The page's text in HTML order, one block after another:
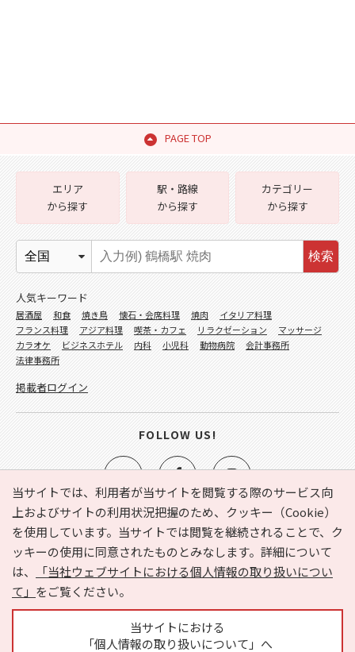
PAGE TOP
当サイトでは、利用者が当サイトを閲覧する際のサービス向
上およびサイトの利用状況把握のため、クッキー（Cookie）
を使用しています。当サイトでは閲覧を継続されることで、ク
ッキーの使用に同意されたものとみなします。詳細について
は、
「当社ウェブサイトにおける個人情報の取り扱いについ
て」 をご覧ください。
当サイトにおける
「個人情報の取り扱いについて」へ
e-NAVITA（イーナビタ）とは？ お気に入り
ヘルプ
利用規約
個人情報の取り扱いについて
運営会社
サイトマップ
広告掲載に関するお問い合わせ
エリア
から探す
駅・路線
から探す
カテゴリー
から探す
検索
人気キーワード
居酒屋 和食 焼き鳥 懐石・会席料理 焼肉
イタリア料理
フランス料理
アジア料理 喫茶・カフェ リラクゼーション
マッサージ
カラオケ
ビジネスホテル 内科 小児科 動物病院
会計事務所
法律事務所
掲載者ログイン
FOLLOW US!